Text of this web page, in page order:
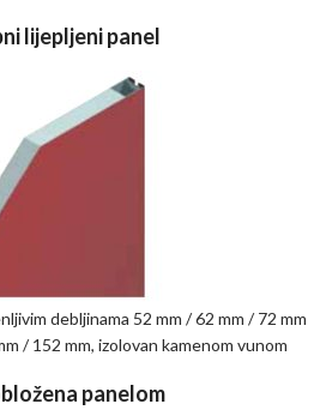
lijepljeni panel
debljinama 52 mm / 62 mm / 72 mm
/ 152 mm, izolovan kamenom vunom
panelom